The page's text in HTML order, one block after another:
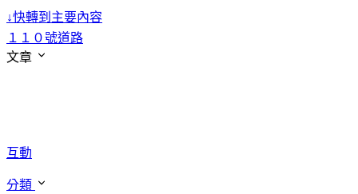
↓快轉到主要內容
１１０號道路
文章
互動
分類